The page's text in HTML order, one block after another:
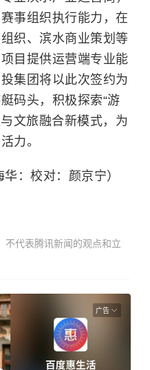
事组织执行能力，在
织、滨水商业策划等
目提供运营端专业能
集团将以此次签约为
码头，积极探索“游
文旅融合新模式，为
力。
：校对：颜京宁）
不代表腾讯新闻的观点和立
广告